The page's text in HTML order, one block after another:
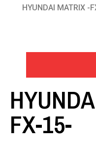
HYUNDAI MATRIX -
FX-15-